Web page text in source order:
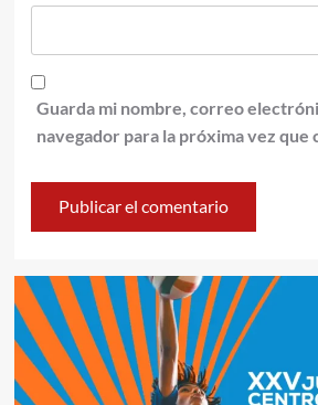
Guarda mi nombre, correo
navegador para la próxima vez que